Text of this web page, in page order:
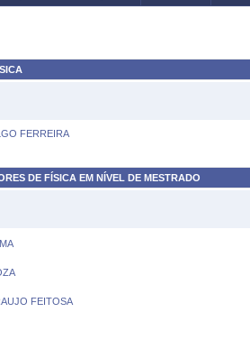
FERREIRA
DE FÍSICA EM NÍVEL DE MESTRADO
FEITOSA